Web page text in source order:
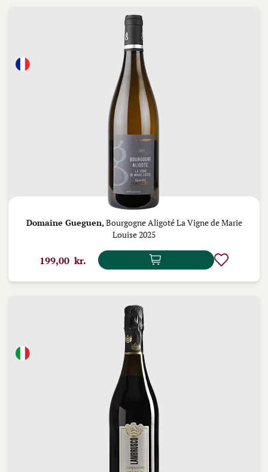
Domaine Gueguen, Bourgogne Aligoté La Vigne de Marie
Louise 2025
199,00 kr.